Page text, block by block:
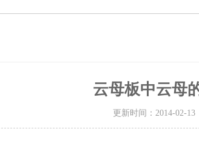
云母板中云母
更新时间：2014-02-